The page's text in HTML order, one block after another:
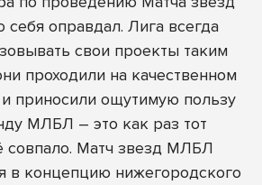
оправдал. Лига всегда
свои проекты таким
проходили на качественном
приносили ощутимую пользу
МЛБЛ – это как раз тот
совпало. Матч звезд МЛБЛ
в концепцию нижегородского